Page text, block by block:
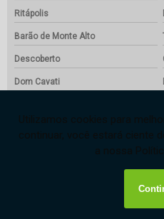
Ritápolis
Barão de Monte Alto
Descoberto
Dom Cavati